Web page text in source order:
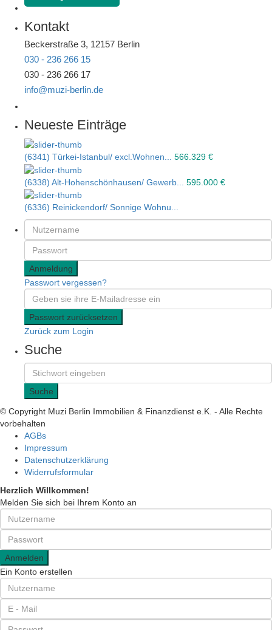
Kontakt
Beckerstraße 3, 12157 Berlin
030 - 236 266 15
030 - 236 266 17
info@muzi-berlin.de
Neueste Einträge
(6341) Türkei-Istanbul/ excl.Wohnen... 566.329 €
(6338) Alt-Hohenschönhausen/ Gewerb... 595.000 €
(6336) Reinickendorf/ Sonnige Wohnu...
Anmeldung
Passwort vergessen?
Passwort zurücksetzen
Zurück zum Login
Suche
Suche
© Copyright Muzi Berlin Immobilien & Finanzdienst e.K. - Alle Rechte
vorbehalten
AGBs
Impressum
Datenschutzerklärung
Widerrufsformular
Herzlich Willkommen!
Melden Sie sich bei Ihrem Konto an
Anmelden
Ein Konto erstellen